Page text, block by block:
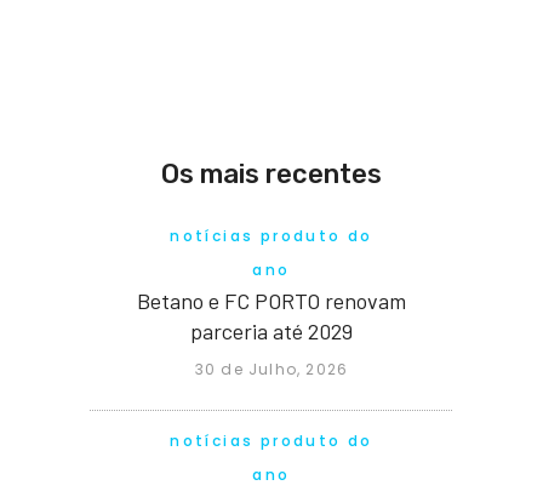
Os mais recentes
notícias produto do
ano
Betano e FC PORTO renovam
parceria até 2029
30 de Julho, 2026
notícias produto do
ano